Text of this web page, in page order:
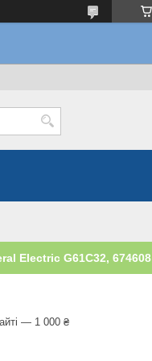
Electric G61C32, 674608
— 1 000 ₴